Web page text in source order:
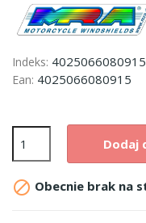
Indeks: 4025066080915
Ean: 4025066080915
Dodaj
 Obecnie brak na